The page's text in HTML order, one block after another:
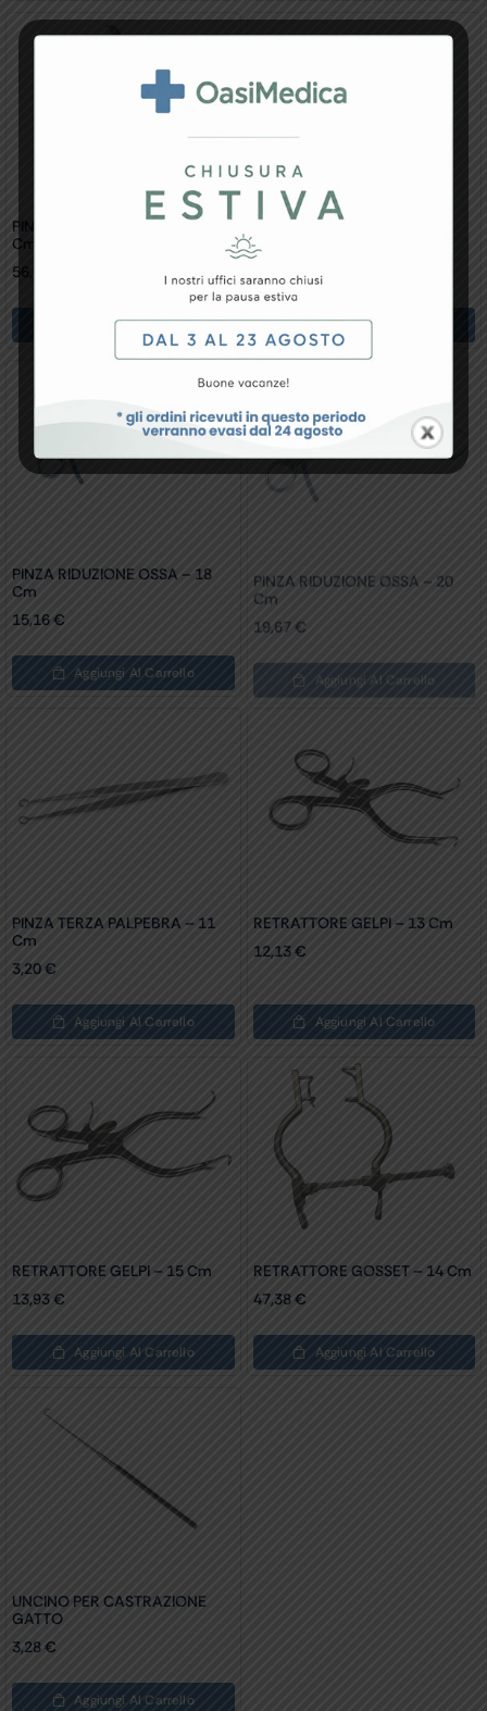
PINZA OSSA VERBRUGE – 24
Cm
56,31
Aggiungi Al Carrello
PINZA RIDUZIONE OSSA – 16
Cm
€
Aggiungi Al Carrello
PINZA RIDUZIONE OSSA – 18
Cm
15,16€
Aggiungi Al Carrello
PINZA RIDUZIONE OSSA – 20
Cm
19,67 €
Aggiungi Al Carrello
PINZA TERZA PALPEBRA – 11
Cm
3,20€
Aggiungi Al Carrello
RETRATTORE GELPI – 13 Cm
Aggiungi Al Carrello
RETRATTORE GELPI – 15 Cm
13,93€
Aggiungi Al Carrello
RETRATTORE GOSSET – 14 Cm
47,38 €
Aggiungi Al Carrello
UNCINO PER CASTRAZIONE
GATTO
3,28 €
Aggiungi Al Carrello